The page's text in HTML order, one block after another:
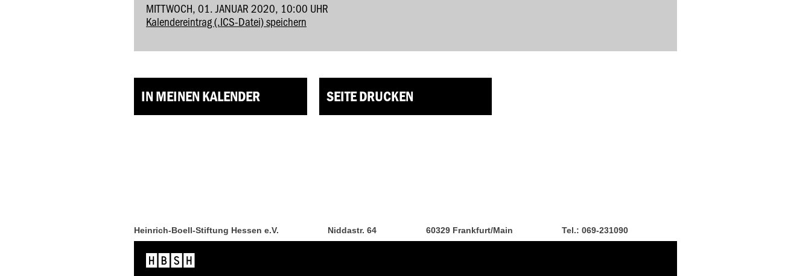
MITTWOCH, 01. JANUAR 2020, 10:00 UHR
Kalendereintrag (.ICS-Datei) speichern
IN MEINEN KALENDER SEITE DRUCKEN
Heinrich-Boell-Stiftung Hessen e.V. Niddastr. 64 60329 Frankfurt/Main Tel.: 069-231090